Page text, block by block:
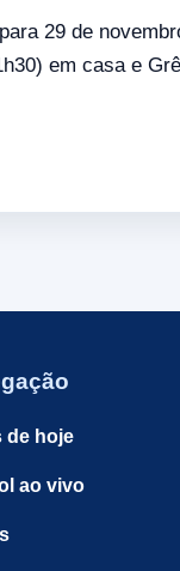
29 de
em casa e
de hoje
ao vivo